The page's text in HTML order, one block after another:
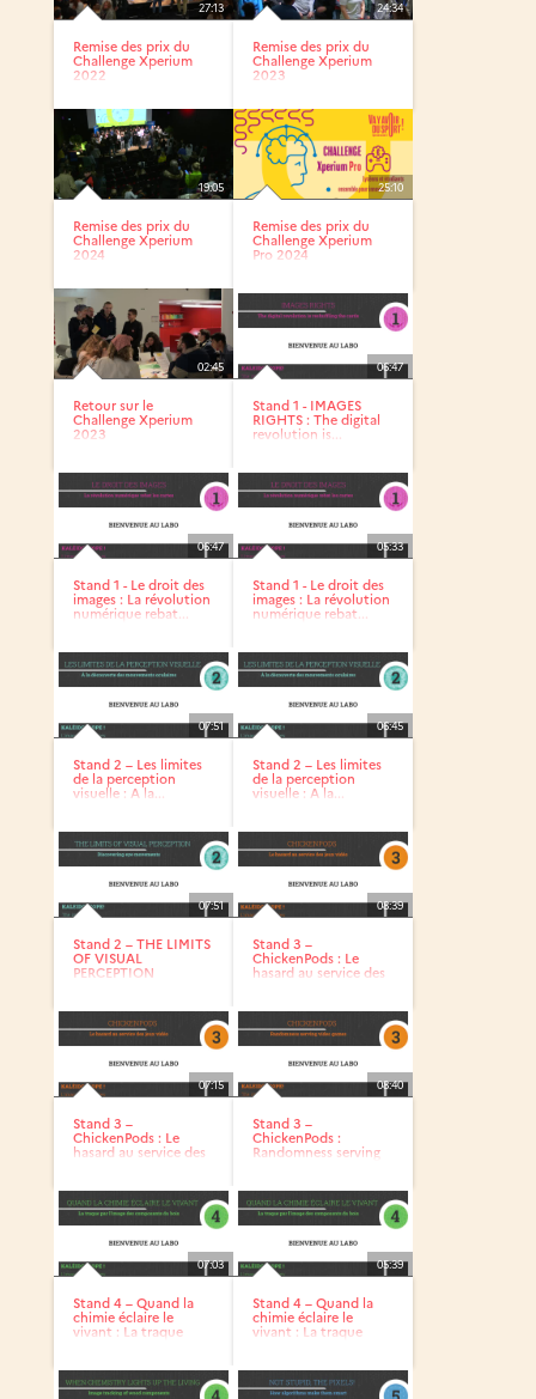
27:13
Remise des prix du
Challenge Xperium
2022
24:34
Remise des prix du
Challenge Xperium
2023
19:05
Remise des prix du
Challenge Xperium
2024
25:10
Remise des prix du
Challenge Xperium
Pro 2024
02:45
Retour sur le
Challenge Xperium
2023
06:47
Stand 1 - IMAGES
RIGHTS : The digital
revolution is...
06:47
Stand 1 - Le droit des
images : La révolution
numérique rebat...
05:33
Stand 1 - Le droit des
images : La révolution
numérique rebat...
07:51
Stand 2 – Les limites
de la perception
visuelle : A la...
06:45
Stand 2 – Les limites
de la perception
visuelle : A la...
07:51
Stand 2 – THE LIMITS
OF VISUAL
PERCEPTION
08:39
Stand 3 –
ChickenPods : Le
hasard au service des
07:15
Stand 3 –
ChickenPods : Le
hasard au service des
08:40
Stand 3 –
ChickenPods :
Randomness serving
07:03
Stand 4 – Quand la
chimie éclaire le
vivant : La traque
05:39
Stand 4 – Quand la
chimie éclaire le
vivant : La traque